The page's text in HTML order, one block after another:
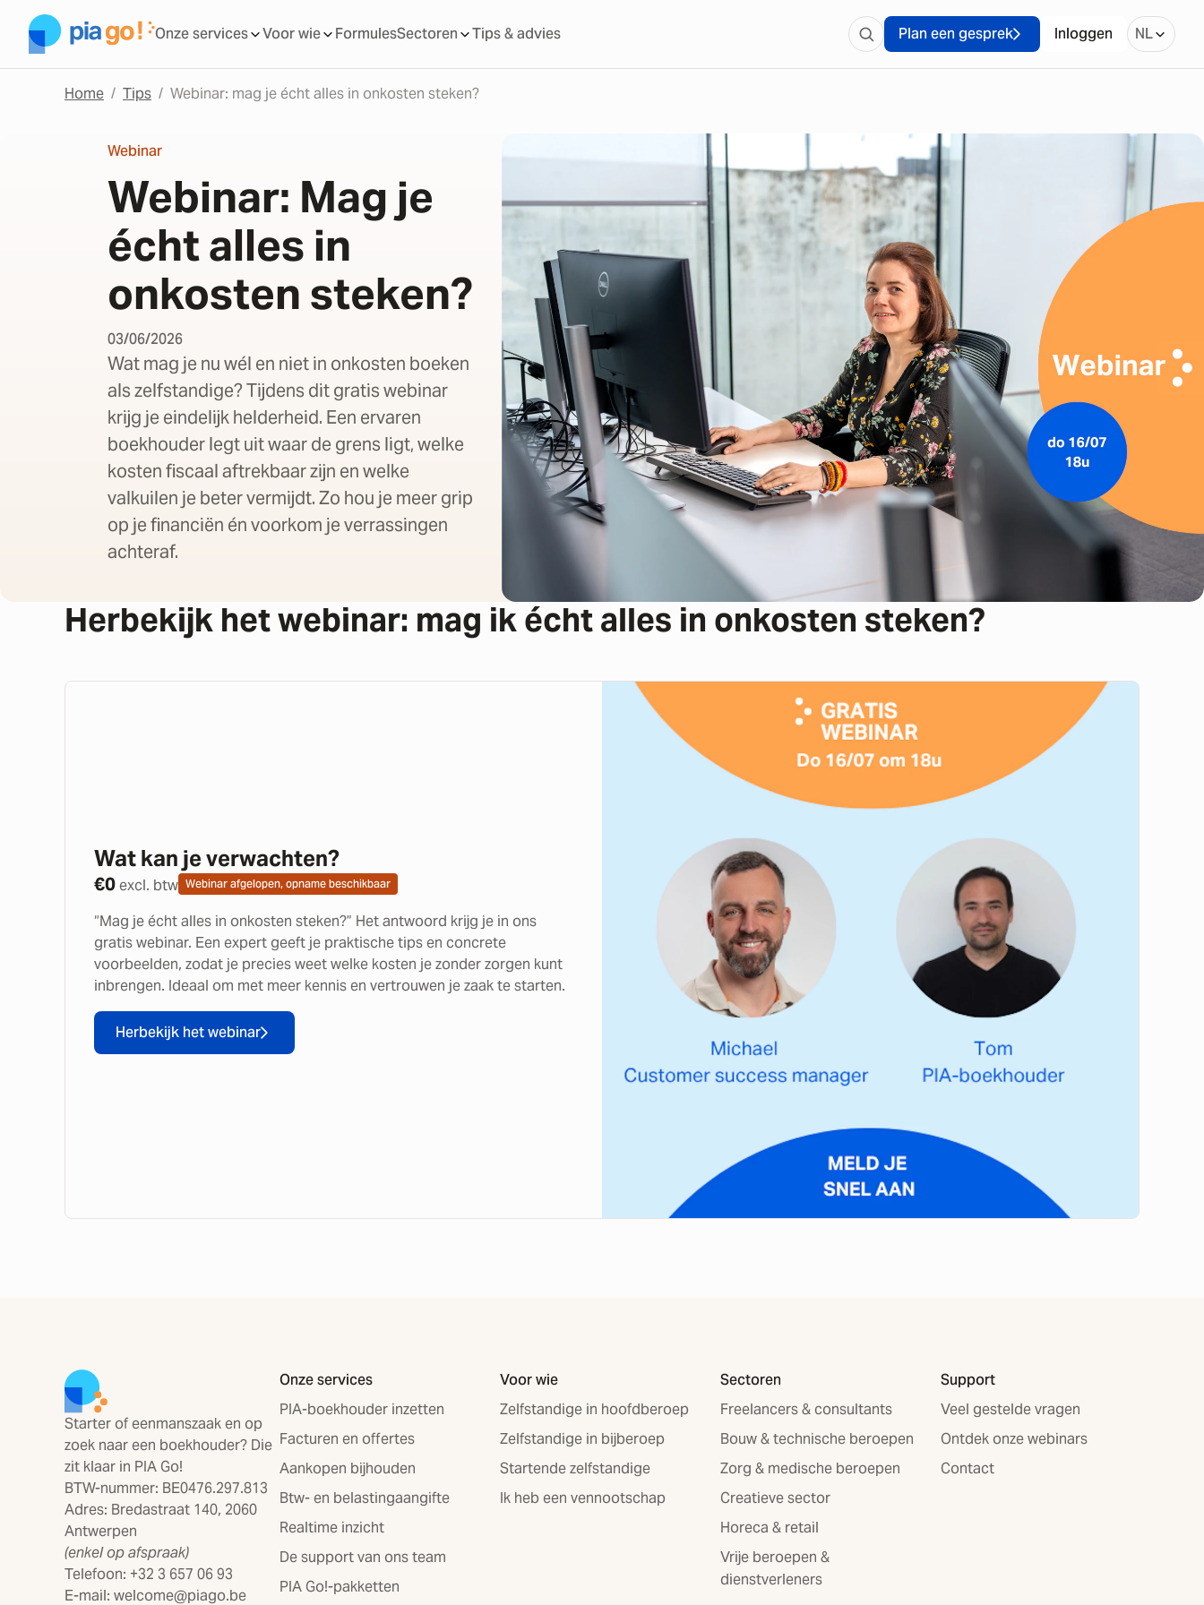
Onze services Voor wie FormulesSectoren Tips & advies Plan een gesprek Inloggen NL
Home Tips Webinar: mag je écht alles in onkosten steken?
Webinar
Webinar: Mag je
écht alles in
onkosten steken?
03/06/2026
Wat mag je nu wél en niet in onkosten boeken
als zelfstandige? Tijdens dit gratis webinar
krijg je eindelijk helderheid. Een ervaren
boekhouder legt uit waar de grens ligt, welke
kosten fiscaal aftrekbaar zijn en welke
valkuilen je beter vermijdt. Zo hou je meer grip
op je financiën én voorkom je verrassingen
achteraf.
Herbekijk het webinar: mag ik écht alles in onkosten steken?
Wat kan je verwachten?
€0excl. btw Webinar afgelopen, opname beschikbaar
“Mag je écht alles in onkosten steken?” Het antwoord krijg je in ons
gratis webinar. Een expert geeft je praktische tips en concrete
voorbeelden, zodat je precies weet welke kosten je zonder zorgen kunt
inbrengen. Ideaal om met meer kennis en vertrouwen je zaak te starten.
Herbekijk het webinar
Starter of eenmanszaak en op
zoek naar een boekhouder? Die
zit klaar in PIA Go!
BTW-nummer: BE0476.297.813
Adres: Bredastraat 140, 2060
Antwerpen
(enkel op afspraak)
Telefoon: +32 3 657 06 93
E-mail: welcome@piago.be
Onze services
PIA-boekhouder inzetten
Facturen en offertes
Aankopen bijhouden
Btw- en belastingaangifte
Realtime inzicht
De support van ons team
PIA Go!-pakketten
Voor wie
Zelfstandige in hoofdberoep
Zelfstandige in bijberoep
Startende zelfstandige
Ik heb een vennootschap
Sectoren
Freelancers & consultants
Bouw & technische beroepen
Zorg & medische beroepen
Creatieve sector
Horeca & retail
Vrije beroepen &
dienstverleners
Support
Veel gestelde vragen
Ontdek onze webinars
Contact